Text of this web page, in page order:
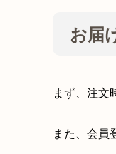
お届
まず、注文
また、会員